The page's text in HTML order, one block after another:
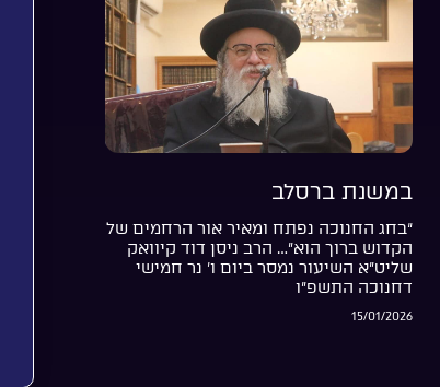
במשנת ברסלב
“בחג החנוכה נפתח ומאיר אור הרחמים של
הקדוש ברוך הוא”… הרב ניסן דוד קיוואק
שליט”א השיעור נמסר ביום ו’ נר חמישי
דחנוכה התשפ”ו
15/01/2026